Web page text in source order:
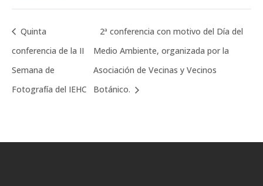
Quinta
conferencia de la II
Semana de
Fotografía del IEHC
2ª conferencia con motivo del Día del
Medio Ambiente, organizada por la
Asociación de Vecinas y Vecinos
Botánico.